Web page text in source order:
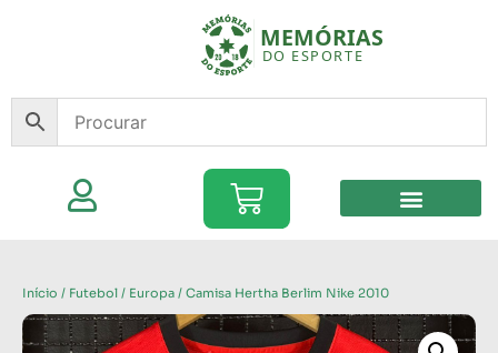
Início / Futebol / Europa / Camisa Hertha Berlim Nike 2010